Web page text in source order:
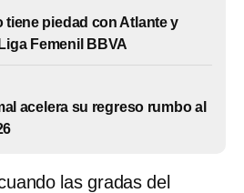
tiene piedad con Atlante y
Femenil BBVA
acelera su regreso rumbo al
las gradas del